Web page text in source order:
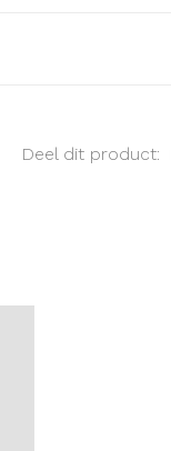
Deel dit product: